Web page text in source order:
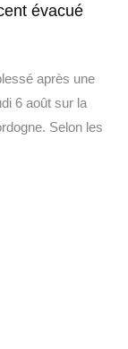
évacué
après une
6 août sur la
Selon les